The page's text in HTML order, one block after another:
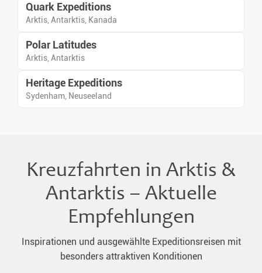
Quark Expeditions
Arktis, Antarktis, Kanada
Polar Latitudes
Arktis, Antarktis
Heritage Expeditions
Sydenham, Neuseeland
Kreuzfahrten in Arktis &
Antarktis – Aktuelle
Empfehlungen
Inspirationen und ausgewählte Expeditionsreisen mit
besonders attraktiven Konditionen